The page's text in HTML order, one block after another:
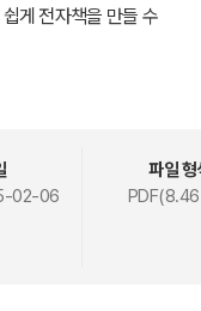
게 전자책을 만들 수
02-06
파일 형